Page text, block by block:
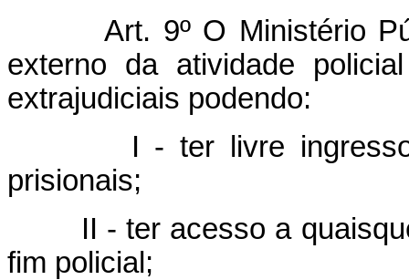
Art. 9º O Ministério
externo da atividade
extrajudiciais podendo:
I - ter livre
prisionais;
II - ter acesso a
fim policial;